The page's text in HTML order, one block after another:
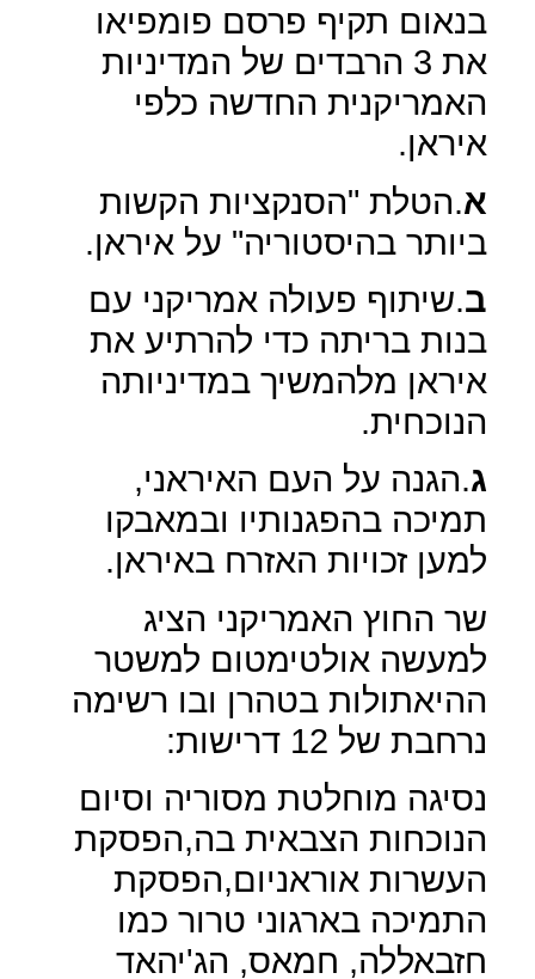
בנאום תקיף פרסם פומפיאו
את 3 הרבדים של המדיניות
האמריקנית החדשה כלפי
איראן.
א.הטלת "הסנקציות הקשות
ביותר בהיסטוריה" על איראן.
ב.שיתוף פעולה אמריקני עם
בנות בריתה כדי להרתיע את
איראן מלהמשיך במדיניותה
הנוכחית.
ג.הגנה על העם האיראני,
תמיכה בהפגנותיו ובמאבקו
למען זכויות האזרח באיראן.
שר החוץ האמריקני הציג
למעשה אולטימטום למשטר
ההיאתולות בטהרן ובו רשימה
נרחבת של 12 דרישות:
נסיגה מוחלטת מסוריה וסיום
הנוכחות הצבאית בה,הפסקת
העשרות אוראניום,הפסקת
התמיכה בארגוני טרור כמו
חזבאללה, חמאס, הג'יהאד